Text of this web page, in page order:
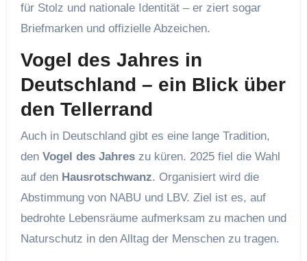
für Stolz und nationale Identität – er ziert sogar
Briefmarken und offizielle Abzeichen.
Vogel des Jahres in
Deutschland – ein Blick über
den Tellerrand
Auch in Deutschland gibt es eine lange Tradition,
den Vogel des Jahreszu küren. 2025 fiel die Wahl
auf den Hausrotschwanz. Organisiert wird die
Abstimmung von NABU und LBV. Ziel ist es, auf
bedrohte Lebensräume aufmerksam zu machen und
Naturschutz in den Alltag der Menschen zu tragen.